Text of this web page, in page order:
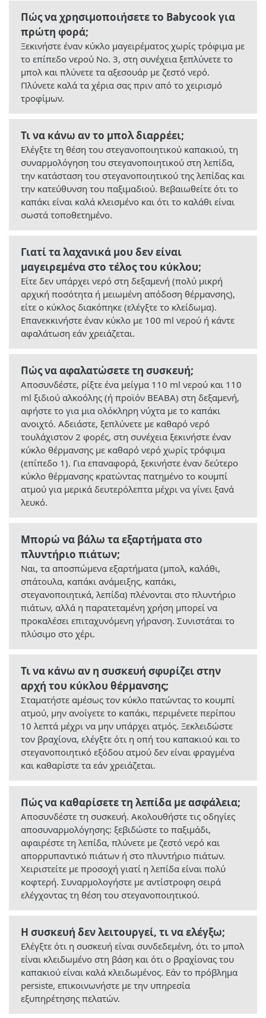
Πώς να χρησιμοποιήσετε το Babycook για
πρώτη φορά;
Ξεκινήστε έναν κύκλο μαγειρέματος χωρίς τρόφιμα με
το επίπεδο νερού Νο. 3, στη συνέχεια ξεπλύνετε το
μπολ και πλύνετε τα αξεσουάρ με ζεστό νερό.
Πλύνετε καλά τα χέρια σας πριν από το χειρισμό
τροφίμων.
Τι να κάνω αν το μπολ διαρρέει;
Ελέγξτε τη θέση του στεγανοποιητικού καπακιού, τη
συναρμολόγηση του στεγανοποιητικού στη λεπίδα,
την κατάσταση του στεγανοποιητικού της λεπίδας και
την κατεύθυνση του παξιμαδιού. Βεβαιωθείτε ότι το
καπάκι είναι καλά κλεισμένο και ότι το καλάθι είναι
σωστά τοποθετημένο.
Γιατί τα λαχανικά μου δεν είναι
μαγειρεμένα στο τέλος του κύκλου;
Είτε δεν υπάρχει νερό στη δεξαμενή (πολύ μικρή
αρχική ποσότητα ή μειωμένη απόδοση θέρμανσης),
είτε ο κύκλος διακόπηκε (ελέγξτε το κλείδωμα).
Επανεκκινήστε έναν κύκλο με 100 ml νερού ή κάντε
αφαλάτωση εάν χρειάζεται.
Πώς να αφαλατώσετε τη συσκευή;
Αποσυνδέστε, ρίξτε ένα μείγμα 110 ml νερού και 110
ml ξιδιού αλκοόλης (ή προϊόν BEABA) στη δεξαμενή,
αφήστε το για μια ολόκληρη νύχτα με το καπάκι
ανοιχτό. Αδειάστε, ξεπλύνετε με καθαρό νερό
τουλάχιστον 2 φορές, στη συνέχεια ξεκινήστε έναν
κύκλο θέρμανσης με καθαρό νερό χωρίς τρόφιμα
(επίπεδο 1). Για επαναφορά, ξεκινήστε έναν δεύτερο
κύκλο θέρμανσης κρατώντας πατημένο το κουμπί
ατμού για μερικά δευτερόλεπτα μέχρι να γίνει ξανά
λευκό.
Μπορώ να βάλω τα εξαρτήματα στο
πλυντήριο πιάτων;
Ναι, τα αποσπώμενα εξαρτήματα (μπολ, καλάθι,
σπάτουλα, καπάκι ανάμειξης, καπάκι,
στεγανοποιητικά, λεπίδα) πλένονται στο πλυντήριο
πιάτων, αλλά η παρατεταμένη χρήση μπορεί να
προκαλέσει επιταχυνόμενη γήρανση. Συνιστάται το
πλύσιμο στο χέρι.
Τι να κάνω αν η συσκευή σφυρίζει στην
αρχή του κύκλου θέρμανσης;
Σταματήστε αμέσως τον κύκλο πατώντας το κουμπί
ατμού, μην ανοίγετε το καπάκι, περιμένετε περίπου
10 λεπτά μέχρι να μην υπάρχει ατμός. Ξεκλειδώστε
τον βραχίονα, ελέγξτε ότι η οπή του καπακιού και το
στεγανοποιητικό εξόδου ατμού δεν είναι φραγμένα
και καθαρίστε τα εάν χρειάζεται.
Πώς να καθαρίσετε τη λεπίδα με ασφάλεια;
Αποσυνδέστε τη συσκευή. Ακολουθήστε τις οδηγίες
αποσυναρμολόγησης: ξεβιδώστε το παξιμάδι,
αφαιρέστε τη λεπίδα, πλύνετε με ζεστό νερό και
απορρυπαντικό πιάτων ή στο πλυντήριο πιάτων.
Χειριστείτε με προσοχή γιατί η λεπίδα είναι πολύ
κοφτερή. Συναρμολογήστε με αντίστροφη σειρά
ελέγχοντας τη θέση του στεγανοποιητικού.
Η συσκευή δεν λειτουργεί, τι να ελέγξω;
Ελέγξτε ότι η συσκευή είναι συνδεδεμένη, ότι το μπολ
είναι κλειδωμένο στη βάση και ότι ο βραχίονας του
καπακιού είναι καλά κλειδωμένος. Εάν το πρόβλημα
persiste, επικοινωνήστε με την υπηρεσία
εξυπηρέτησης πελατών.